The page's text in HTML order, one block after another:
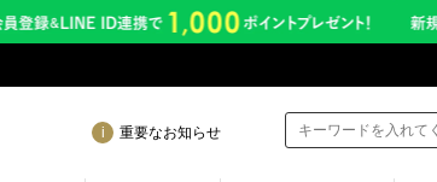
重要なお知らせ